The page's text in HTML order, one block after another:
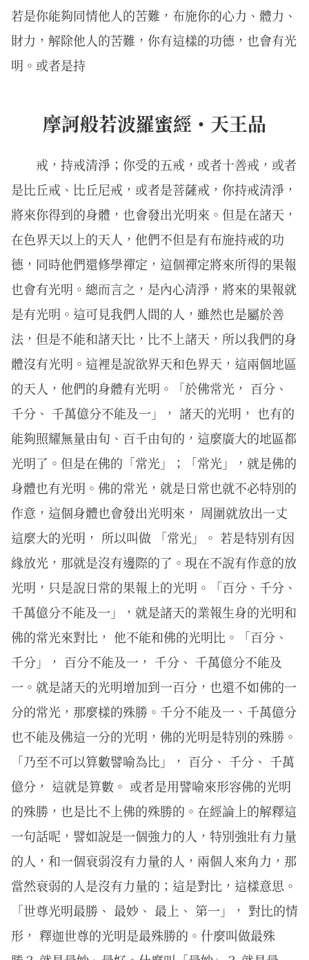
若是你能夠同情他人的苦難，布施你的心力、體力、
財力，解除他人的苦難，你有這樣的功德，也會有光
明。或者是持
摩訶般若波羅蜜經・天王品
戒，持戒清淨；你受的五戒，或者十善戒，或者
是比丘戒、比丘尼戒，或者是菩薩戒，你持戒清淨，
將來你得到的身體，也會發出光明來。但是在諸天，
在色界天以上的天人，他們不但是有布施持戒的功
德，同時他們還修學禪定，這個禪定將來所得的果報
也會有光明。總而言之，是內心清淨，將來的果報就
是有光明。這可見我們人間的人，雖然也是屬於善
法，但是不能和諸天比，比不上諸天，所以我們的身
體沒有光明。這裡是說欲界天和色界天，這兩個地區
的天人，他們的身體有光明。「於佛常光， 百分、
千分、 千萬億分不能及一」， 諸天的光明， 也有的
能夠照耀無量由旬、百千由旬的，這麼廣大的地區都
光明了。但是在佛的「常光」；「常光」，就是佛的
身體也有光明。佛的常光，就是日常也就不必特別的
作意，這個身體也會發出光明來， 周圍就放出一丈
這麼大的光明， 所以叫做 「常光」。 若是特別有因
緣放光，那就是沒有邊際的了。現在不說有作意的放
光明，只是說日常的果報上的光明。「百分、千分、
千萬億分不能及一」，就是諸天的業報生身的光明和
佛的常光來對比， 他不能和佛的光明比。「百分、
千分」， 百分不能及一， 千分、 千萬億分不能及
一。就是諸天的光明增加到一百分，也還不如佛的一
分的常光，那麼樣的殊勝。千分不能及一、千萬億分
也不能及佛這一分的光明，佛的光明是特別的殊勝。
「乃至不可以算數譬喻為比」， 百分、 千分、 千萬
億分， 這就是算數。 或者是用譬喻來形容佛的光明
的殊勝，也是比不上佛的殊勝的。在經論上的解釋這
一句話呢，譬如說是一個強力的人，特別強壯有力量
的人，和一個衰弱沒有力量的人，兩個人來角力，那
當然衰弱的人是沒有力量的；這是對比，這樣意思。
「世尊光明最勝、 最妙、 最上、 第一」， 對比的情
形， 釋迦世尊的光明是最殊勝的。什麼叫做最殊